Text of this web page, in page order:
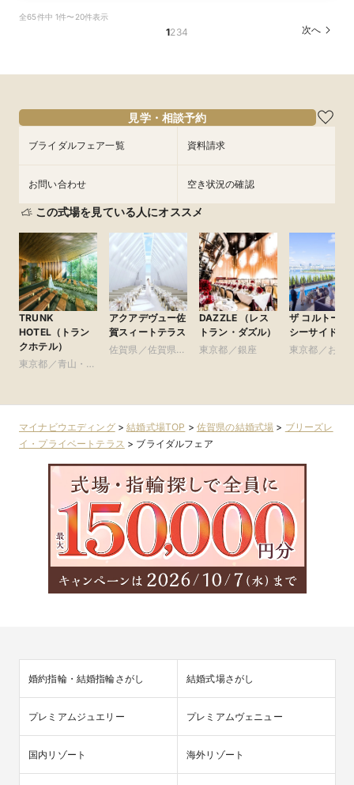
8/31
ゼント×和牛試食
8/31
ン誕生！無料試食付
8/31
りみちツアー
8/31
場案内＆相談会
全65件中 1件〜20件表示
1234 次へ
見学・相談予約
ブライダルフェア一覧 資料請求
お問い合わせ 空き状況の確認
この式場を見ている人にオススメ
TRUNK
HOTEL（トラン
クホテル）
東京都／青山・表
アクアデヴュー佐
賀スィートテラス
佐賀県／佐賀県全
DAZZLE （レス
トラン・ダズル）
東京都／銀座
ザ コルトーナ
シーサイド台
東京都／お台
マイナビウエディング>結婚式場TOP > 佐賀県の結婚式場 > ブリーズレ
イ・プライベートテラス > ブライダルフェア
婚約指輪・結婚指輪さがし 結婚式場さがし
プレミアムジュエリー プレミアムヴェニュー
国内リゾート 海外リゾート